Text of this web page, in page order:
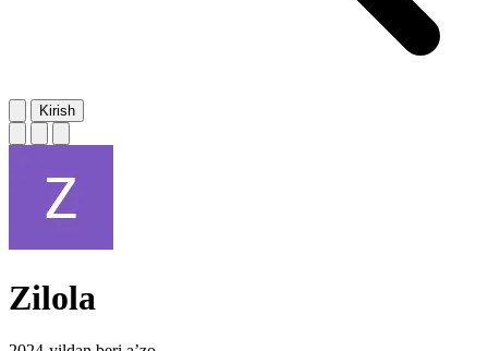
Kirish
Zilola